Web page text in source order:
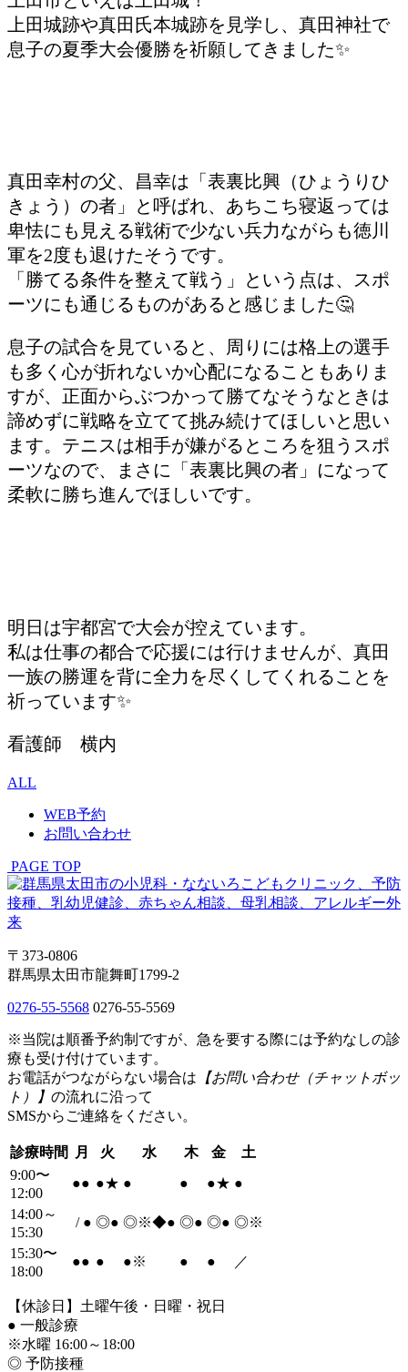
上田城跡や真田氏本城跡を見学し、真田神社で
息子の夏季大会優勝を祈願してきました✨
真田幸村の父、昌幸は「表裏比興（ひょうりひ
きょう）の者」と呼ばれ、あちこち寝返っては
卑怯にも見える戦術で少ない兵力ながらも徳川
軍を2度も退けたそうです。
「勝てる条件を整えて戦う」という点は、スポ
ーツにも通じるものがあると感じました🤔
息子の試合を見ていると、周りには格上の選手
も多く心が折れないか心配になることもありま
すが、正面からぶつかって勝てなそうなときは
諦めずに戦略を立てて挑み続けてほしいと思い
ます。テニスは相手が嫌がるところを狙うスポ
ーツなので、まさに「表裏比興の者」になって
柔軟に勝ち進んでほしいです。
明日は宇都宮で大会が控えています。
私は仕事の都合で応援には行けませんが、真田
一族の勝運を背に全力を尽くしてくれることを
祈っています✨
看護師 横内
ALL
WEB予約
お問い合わせ
PAGE TOP
〒373-0806
群馬県太田市龍舞町1799-2
0276-55-5568 0276-55-5569
※当院は順番予約制ですが、急を要する際には予約なしの診
療も受け付けています。
お電話がつながらない場合は 【お問い合わせ（チャットボッ
ト）】 の流れに沿って
SMSからご連絡をください。
診療時間 月 火 水 木 金
土
9:00〜
12:00
●● ●★ ● ● ●★ ●
14:00～
15:30
/ ● ◎● ◎※◆● ◎● ◎● ◎※
15:30〜
18:00
●● ● ●※ ● ● ／
【休診日】土曜午後・日曜・祝日
● 一般診療
※水曜 16:00～18:00
◎ 予防接種